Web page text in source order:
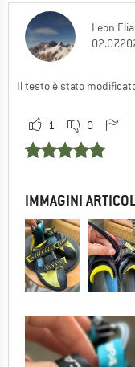
Leon
Il testo è stato
1 0
IMMAGINI